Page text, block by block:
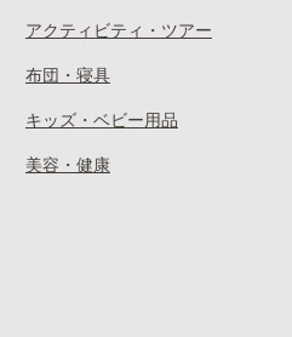
アクティビティ・ツアー
布団・寝具
キッズ・ベビー用品
美容・健康